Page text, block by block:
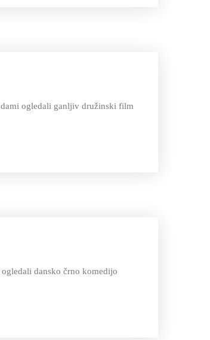
ogledali ganljiv družinski film
dansko črno komedijo